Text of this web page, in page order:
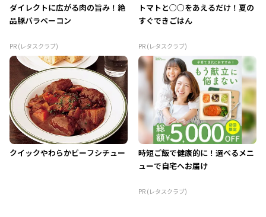
ダイレクトに広がる肉の旨み！絶
品豚バラベーコン
PR (レタスクラブ)
トマトと○○をあえるだけ！夏の
すぐできごはん
PR (レタスクラブ)
クイックやわらかビーフシチュー
時短ご飯で健康的に！選べるメニ
ューで自宅へお届け
PR (レタスクラブ)